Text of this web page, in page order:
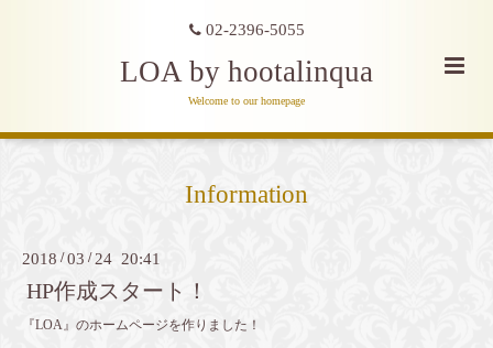
02-2396-5055
LOA by hootalinqua
Welcome to our homepage
Information
2018 /03 / 24 20:41
HP作成スタート！
『LOA』のホームページを作りました！